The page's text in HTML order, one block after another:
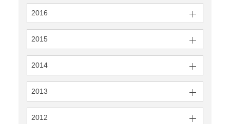
2016
2015
2014
2013
2012